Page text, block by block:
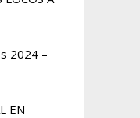
2024 –
EN